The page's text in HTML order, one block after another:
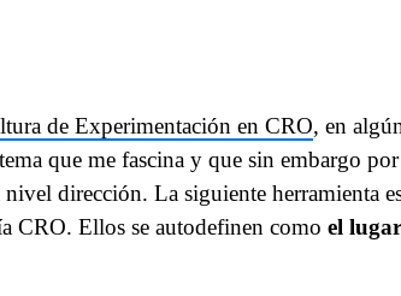
de Experimentación en CRO, en
que me fascina y que sin embargo
dirección. La siguiente herramienta
CRO. Ellos se autodefinen como el